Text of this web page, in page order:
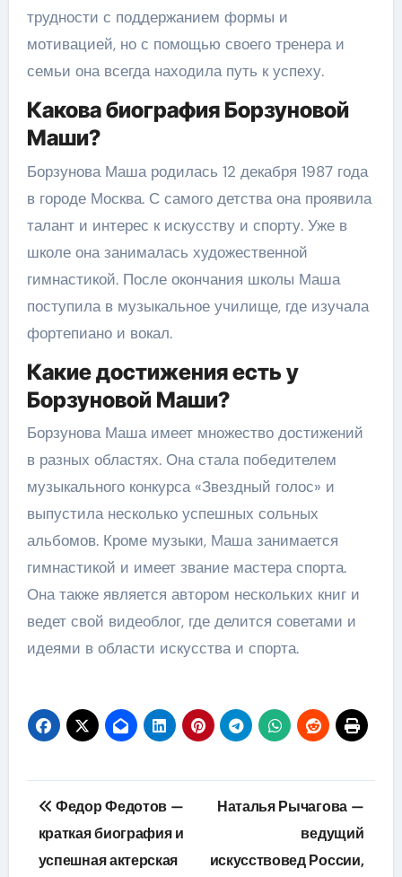
трудности с поддержанием формы и
мотивацией, но с помощью своего тренера и
семьи она всегда находила путь к успеху.
Какова биография Борзуновой
Маши?
Борзунова Маша родилась 12 декабря 1987 года
в городе Москва. С самого детства она проявила
талант и интерес к искусству и спорту. Уже в
школе она занималась художественной
гимнастикой. После окончания школы Маша
поступила в музыкальное училище, где изучала
фортепиано и вокал.
Какие достижения есть у
Борзуновой Маши?
Борзунова Маша имеет множество достижений
в разных областях. Она стала победителем
музыкального конкурса «Звездный голос» и
выпустила несколько успешных сольных
альбомов. Кроме музыки, Маша занимается
гимнастикой и имеет звание мастера спорта.
Она также является автором нескольких книг и
ведет свой видеоблог, где делится советами и
идеями в области искусства и спорта.
Навигация
по
Федор Федотов —
краткая биография и
успешная актерская
Наталья Рычагова —
ведущий
искусствовед России,